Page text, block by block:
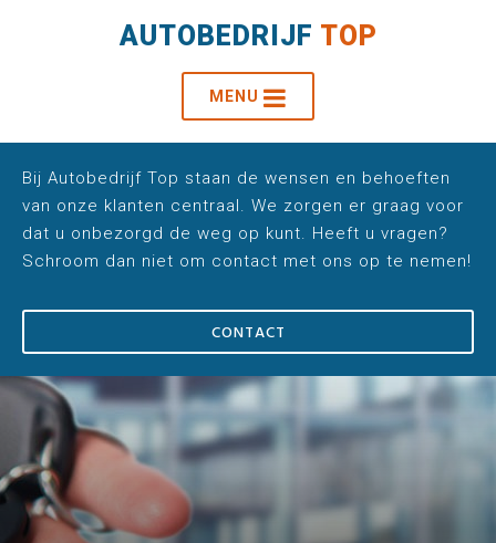
AUTOBEDRIJF TOP
MENU
Bij Autobedrijf Top staan de wensen en behoeften
van onze klanten centraal. We zorgen er graag voor
dat u onbezorgd de weg op kunt. Heeft u vragen?
Schroom dan niet om contact met ons op te nemen!
CONTACT